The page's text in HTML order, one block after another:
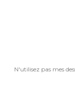
N'utilisez pas mes